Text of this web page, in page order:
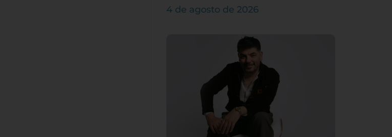
4 de agosto de 2026